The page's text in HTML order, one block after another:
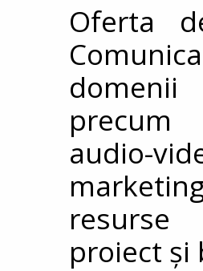
Oferta
precum
audio-
proiect și